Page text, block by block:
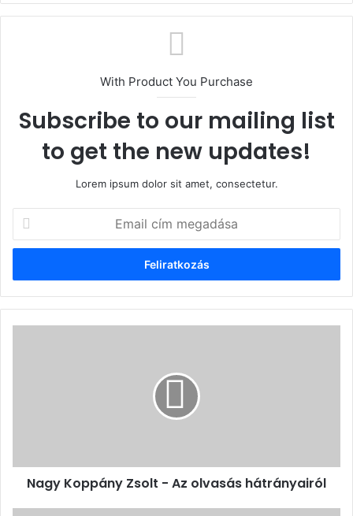
With Product You Purchase
Subscribe to our mailing list
to get the new updates!
Lorem ipsum dolor sit amet, consectetur.
cím
megadása
Nagy Koppány Zsolt - Az olvasás hátrányairól